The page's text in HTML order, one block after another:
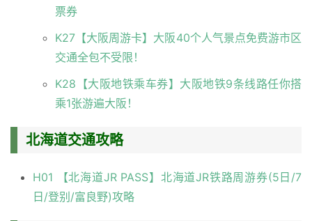
票券
K27【大阪周游卡】大阪40个人气景点免费游市区
交通全包不受限！
K28【大阪地铁乘车券】大阪地铁9条线路任你搭
乘1张游遍大阪！
北海道交通攻略
H01 【北海道JR PASS】北海道JR铁路周游券(5日/7
日/登别/富良野)攻略